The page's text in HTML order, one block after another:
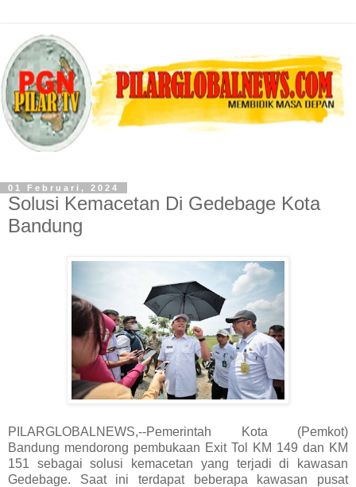
01 Februari, 2024
Solusi Kemacetan Di Gedebage Kota
Bandung
PILARGLOBALNEWS,--Pemerintah Kota (Pemkot)
Bandung mendorong pembukaan Exit Tol KM 149 dan KM
151 sebagai solusi kemacetan yang terjadi di kawasan
Gedebage. Saat ini terdapat beberapa kawasan pusat